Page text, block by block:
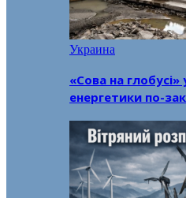
Украина
«Сова на глобусі»
енергетики по-